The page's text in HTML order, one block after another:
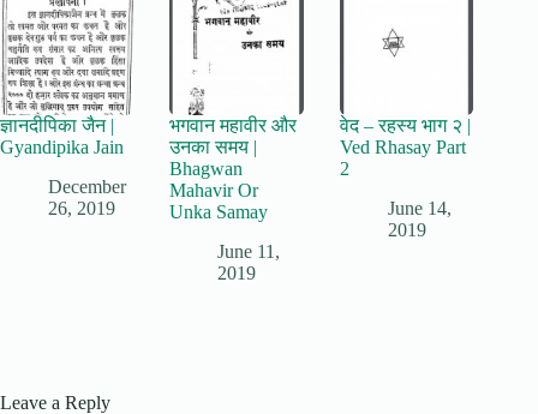
ज्ञानदीपिका जैन |
Gyandipika Jain
December
26, 2019
भगवान महावीर और
उनका समय |
Bhagwan
Mahavir Or
Unka Samay
June 11,
2019
वेद – रहस्य भाग २ |
Ved Rhasay Part
2
June 14,
2019
Leave a Reply